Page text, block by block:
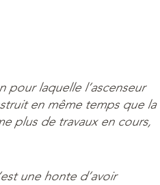
pour laquelle l’ascenseur
en même temps que la
plus de travaux en cours,
une honte d’avoir